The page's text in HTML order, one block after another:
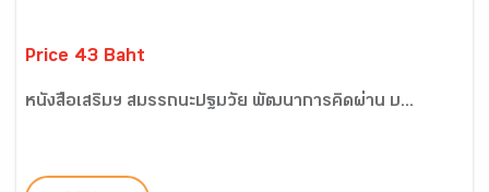
Price 43 Baht
หนังสือเสริมฯ สมรรถนะปฐมวัย พัฒนาการคิดผ่าน บ...